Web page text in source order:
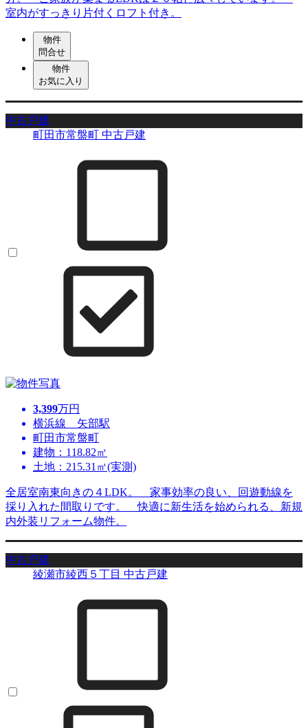
室内がすっきり片付くロフト付き。
物件
問合せ
物件
お気に入り
中古戸建
町田市常盤町 中古戸建
3,399万円
横浜線 矢部駅
町田市常盤町
建物：118.82㎡
土地：215.31㎡(実測)
全居室南東向きの４LDK。 家事効率の良い、回遊動線を
採り入れた間取りです。 快適に新生活を始められる、新規
内外装リフォーム物件。
中古戸建
綾瀬市綾西５丁目 中古戸建